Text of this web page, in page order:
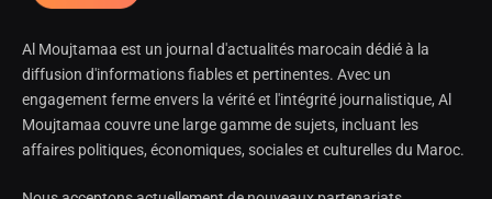
Al Moujtamaa est un journal d'actualités marocain dédié à la
diffusion d'informations fiables et pertinentes. Avec un
engagement ferme envers la vérité et l'intégrité journalistique, Al
Moujtamaa couvre une large gamme de sujets, incluant les
affaires politiques, économiques, sociales et culturelles du Maroc.